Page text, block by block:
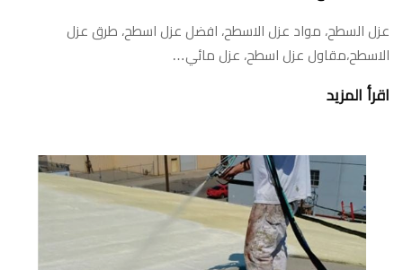
عزل السطح، مواد عزل الاسطح، افضل عزل اسطح، طرق عزل
الاسطح،مقاول عزل اسطح، عزل مائي…
اقرأ المزيد